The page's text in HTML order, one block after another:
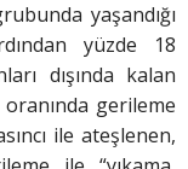
yaşandığı
yüzde 18
dışında kalan
oranında gerileme
ile ateşlenen,